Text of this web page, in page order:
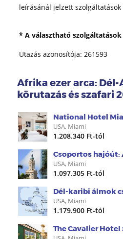
leírásánál jelzett szolgáltatások
* A választható
Utazás azonosítója: 261593
Afrika ezer arca:
körutazás és szafari
USA, Miami
1.208.340 Ft-tól
Csoportos hajóút:
USA, Miami
1.097.305 Ft-tól
Dél-karibi álmok
USA, Miami
1.179.900 Ft-tól
The Cavalier Hotel